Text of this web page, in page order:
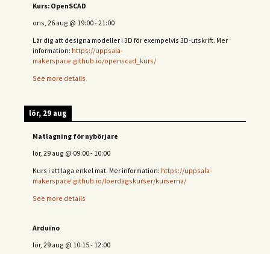
Kurs: OpenSCAD
ons, 26 aug @ 19:00-21:00
Lär dig att designa modeller i 3D för exempelvis 3D-utskrift. Mer
information: https://uppsala-
makerspace.github.io/openscad_kurs/
See more details
lör, 29 aug
Matlagning för nybörjare
lör, 29 aug @ 09:00- 10:00
Kurs i att laga enkel mat. Mer information: https://uppsala-
makerspace.github.io/loerdagskurser/kurserna/
See more details
Arduino
lör, 29 aug @ 10:15- 12:00